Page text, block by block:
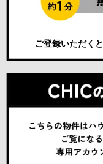
ご登録いただくと